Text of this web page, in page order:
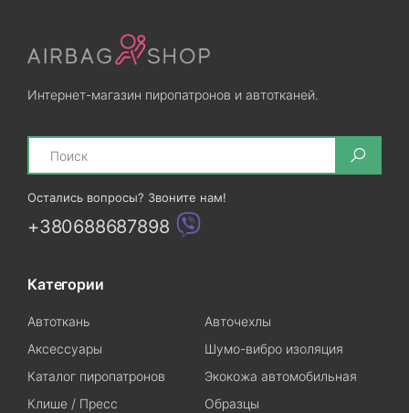
Интернет-магазин пиропатронов и автотканей.
Search
Остались вопросы? Звоните нам!
+380688687898
Категории
Автоткань
Авточехлы
Аксессуары
Шумо-вибро изоляция
Каталог пиропатронов
Экокожа автомобильная
Клише / Пресс
Образцы